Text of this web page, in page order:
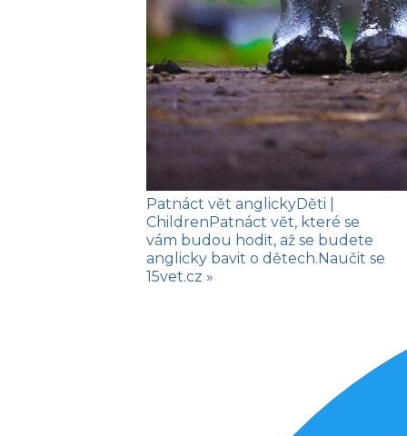
Patnáct vět anglickyDěti
Children Patnáct vět, které se
vám budou hodit, až se budete
anglicky bavit o dětech. Naučit se
15vet.cz »